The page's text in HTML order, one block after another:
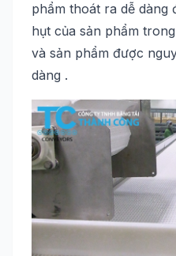
phẩm thoát ra dễ dàng
hụt của sản phẩm
và sản phẩm được
dàng .